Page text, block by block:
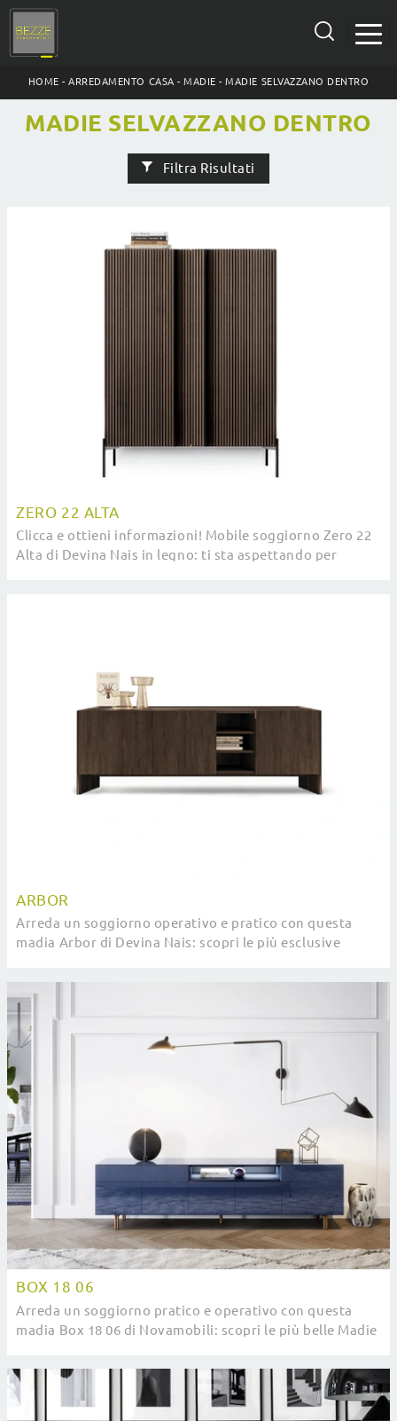
HOME -ARREDAMENTO CASA -MADIE -MADIE SELVAZZANO DENTRO
MADIE SELVAZZANO DENTRO
Filtra Risultati
ZERO 22 ALTA
Clicca e ottieni informazioni! Mobile soggiorno Zero 22
Alta di Devina Nais in legno: ti sta aspettando per
ARBOR
Arreda un soggiorno operativo e pratico con questa
madia Arbor di Devina Nais: scopri le più esclusive
BOX 18 06
Arreda un soggiorno pratico e operativo con questa
madia Box 18 06 di Novamobili: scopri le più belle Madie